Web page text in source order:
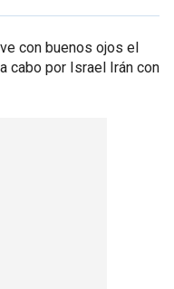
con buenos ojos el
cabo por Israel Irán con